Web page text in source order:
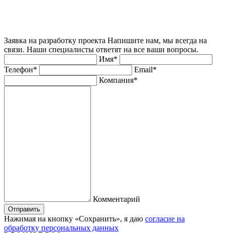
Заявка на разработку проекта Напишите нам, мы всегда на
связи. Наши специалисты ответят на все ваши вопросы.
Имя*
Телефон*
Email*
Компания*
Комментарий
Отправить
Нажимая на кнопку «Сохранить», я даю согласие на
обработку персональных данных